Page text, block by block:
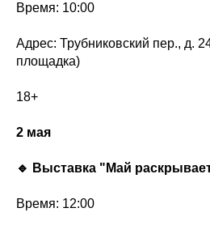
Время: 10:00
Адрес: Трубниковский пер., д.
площадка)
18+
2 мая
🔹 Выставка "Май
Время: 12:00